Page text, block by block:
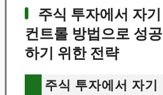
주식 투자에서 자기
컨트롤 방법으로 성공
하기 위한 전략
주식 투자에서 자기